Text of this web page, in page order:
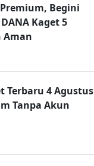
Begini
Kaget 5
Aman
Terbaru 4 Agustus
Tanpa Akun